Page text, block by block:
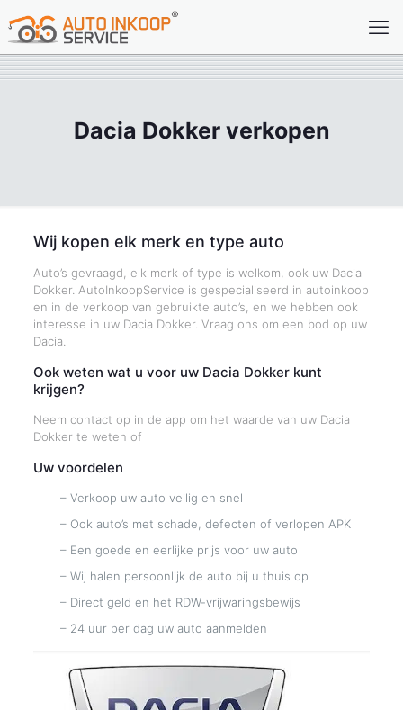
Dacia Dokker verkopen
Wij kopen elk merk en type auto
Auto’s gevraagd, elk merk of type is welkom, ook uw Dacia
Dokker. AutoInkoopService is gespecialiseerd in autoinkoop
en in de verkoop van gebruikte auto’s, en we hebben ook
interesse in uw Dacia Dokker. Vraag ons om een bod op uw
Dacia.
Ook weten wat u voor uw Dacia Dokker kunt
krijgen?
Neem contact op in de app om het waarde van uw Dacia
Dokker te weten of
Uw voordelen
– Verkoop uw auto veilig en snel
– Ook auto’s met schade, defecten of verlopen APK
– Een goede en eerlijke prijs voor uw auto
– Wij halen persoonlijk de auto bij u thuis op
– Direct geld en het RDW-vrijwaringsbewijs
– 24 uur per dag uw auto aanmelden